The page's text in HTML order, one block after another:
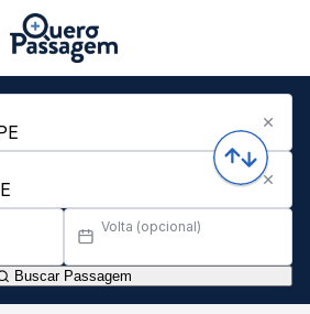
Volta (opcional)
Buscar Passagem